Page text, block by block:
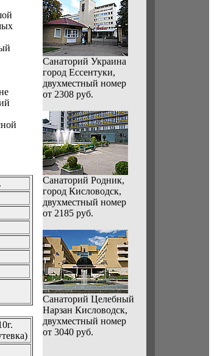
Санаторий Украина
город Ессентуки,
двухместный номер
от 2308 руб.
Санаторий Родник,
город Кисловодск,
двухместный номер
от 2185 руб.
Санаторий Целебный
Нарзан Кисловодск,
двухместный номер
от 3040 руб.